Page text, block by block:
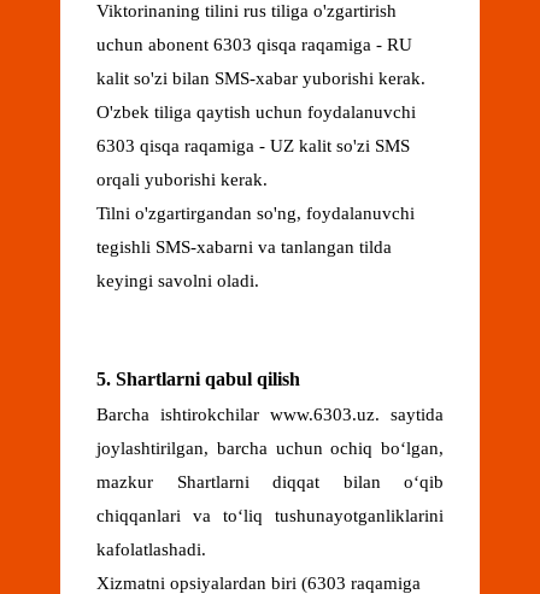
Viktorinaning tilini rus tiliga o'zgartirish
uchun abonent 6303 qisqa raqamiga - RU
kalit so'zi bilan SMS-xabar yuborishi kerak.
O'zbek tiliga qaytish uchun foydalanuvchi
6303 qisqa raqamiga - UZ kalit so'zi SMS
orqali yuborishi kerak.
Tilni o'zgartirgandan so'ng, foydalanuvchi
tegishli SMS-xabarni va tanlangan tilda
keyingi savolni oladi.
5. Shartlarni qabul qilish
Barcha ishtirokchilar www.6303.uz. saytida
joylashtirilgan, barcha uchun ochiq boʻlgan,
mazkur Shartlarni diqqat bilan oʻqib
chiqqanlari va toʻliq tushunayotganliklarini
kafolatlashadi.
Xizmatni opsiyalardan biri (6303 raqamiga